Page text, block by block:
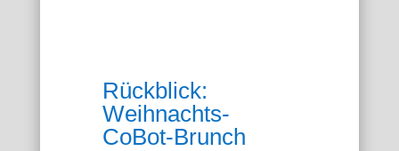
Rückblick:
Weihnachts-
CoBot-Brunch